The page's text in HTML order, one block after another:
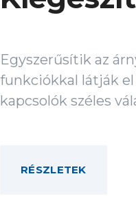
Egyszerűsítik az
funkciókkal látják
kapcsolók széles
RÉSZLETEK